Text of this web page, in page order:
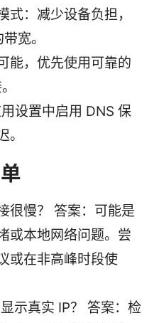
式：减少设备负担，
宽。
能，优先使用可靠的
设置中启用 DNS 保
很慢？ 答案：可能是
或本地网络问题。尝
或在非高峰时段使
示真实 IP？ 答案：检